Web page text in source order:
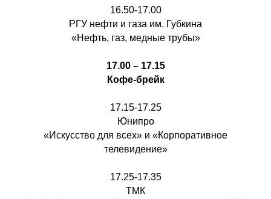
16.50-17.00
РГУ нефти и газа им. Губкина
«Нефть, газ, медные трубы»
17.00 – 17.15
Кофе-брейк
17.15-17.25
Юнипро
«Искусство для всех» и «Корпоративное
телевидение»
17.25-17.35
ТМК